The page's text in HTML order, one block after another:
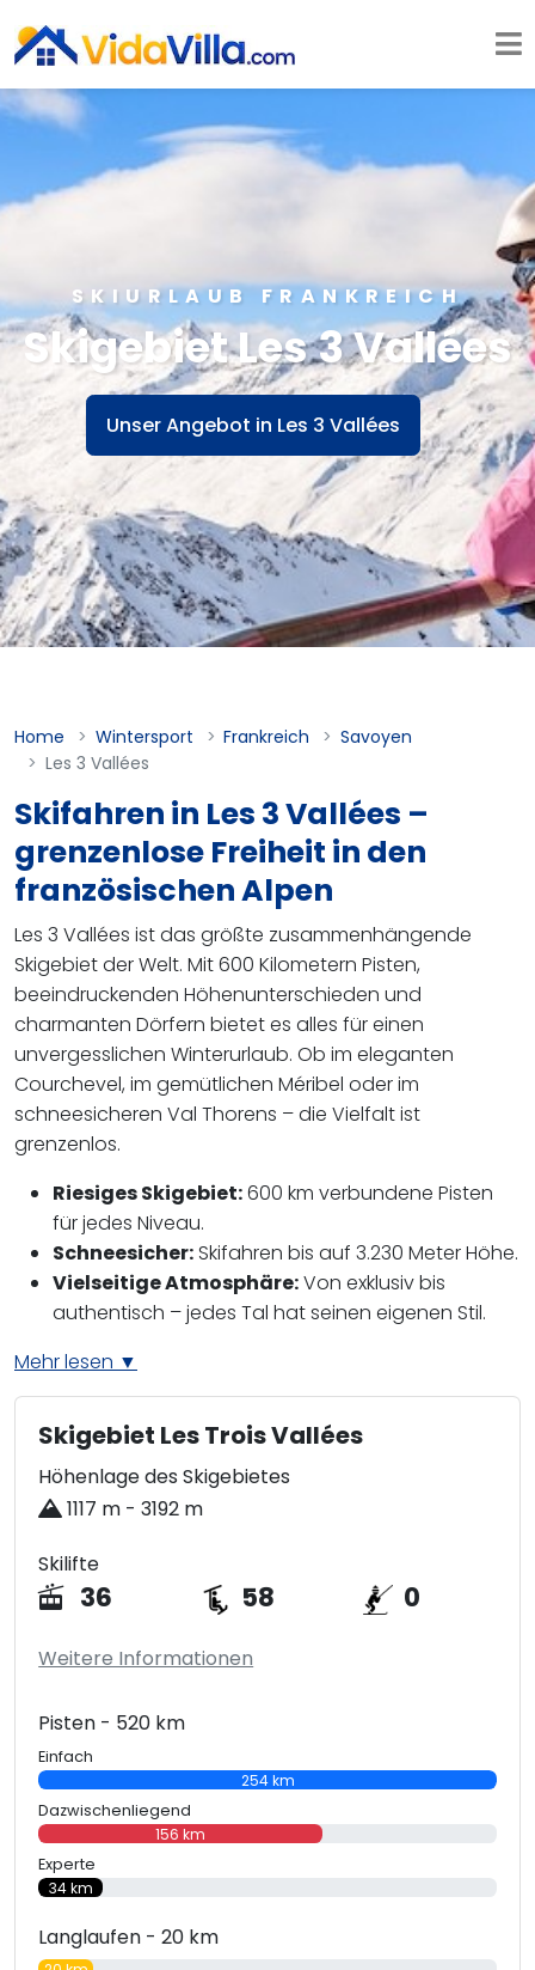
SKIURLAUB FRANKREICH
Skigebiet Les 3 Vallées
Unser Angebot in Les 3 Vallées
Home Wintersport Frankreich
Savoyen
Les 3 Vallées
Skifahren in Les 3 Vallées –
grenzenlose Freiheit in den
französischen Alpen
Les 3 Vallées ist das größte zusammenhängende
Skigebiet der Welt. Mit 600 Kilometern Pisten,
beeindruckenden Höhenunterschieden und
charmanten Dörfern bietet es alles für einen
unvergesslichen Winterurlaub. Ob im eleganten
Courchevel, im gemütlichen Méribel oder im
schneesicheren Val Thorens – die Vielfalt ist
grenzenlos.
Riesiges Skigebiet:600 km verbundene Pisten
für jedes Niveau.
Schneesicher: Skifahren bis auf 3.230 Meter Höhe.
Vielseitige Atmosphäre:Von exklusiv bis
authentisch – jedes Tal hat seinen eigenen Stil.
Mehr lesen ▼
Skigebiet Les Trois Vallées
Höhenlage des Skigebietes
1117 m - 3192 m
Skilifte
36 58 0
Weitere Informationen
Pisten - 520 km
Einfach
254 km
Dazwischenliegend
156 km
Experte
34 km
Langlaufen - 20 km